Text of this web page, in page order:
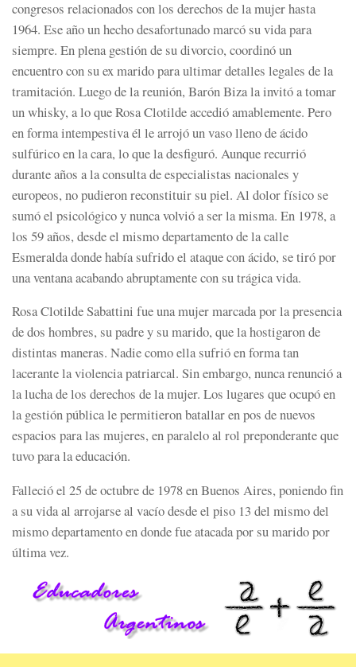
congresos relacionados con los derechos de la mujer hasta
1964. Ese año un hecho desafortunado marcó su vida para
siempre. En plena gestión de su divorcio, coordinó un
encuentro con su ex marido para ultimar detalles legales de la
tramitación. Luego de la reunión, Barón Biza la invitó a tomar
un whisky, a lo que Rosa Clotilde accedió amablemente. Pero
en forma intempestiva él le arrojó un vaso lleno de ácido
sulfúrico en la cara, lo que la desfiguró. Aunque recurrió
durante años a la consulta de especialistas nacionales y
europeos, no pudieron reconstituir su piel. Al dolor físico se
sumó el psicológico y nunca volvió a ser la misma. En 1978, a
los 59 años, desde el mismo departamento de la calle
Esmeralda donde había sufrido el ataque con ácido, se tiró por
una ventana acabando abruptamente con su trágica vida.
Rosa Clotilde Sabattini fue una mujer marcada por la presencia
de dos hombres, su padre y su marido, que la hostigaron de
distintas maneras. Nadie como ella sufrió en forma tan
lacerante la violencia patriarcal. Sin embargo, nunca renunció a
la lucha de los derechos de la mujer. Los lugares que ocupó en
la gestión pública le permitieron batallar en pos de nuevos
espacios para las mujeres, en paralelo al rol preponderante que
tuvo para la educación.
Falleció el 25 de octubre de 1978 en Buenos Aires, poniendo fin
a su vida al arrojarse al vacío desde el piso 13 del mismo del
mismo departamento en donde fue atacada por su marido por
última vez.